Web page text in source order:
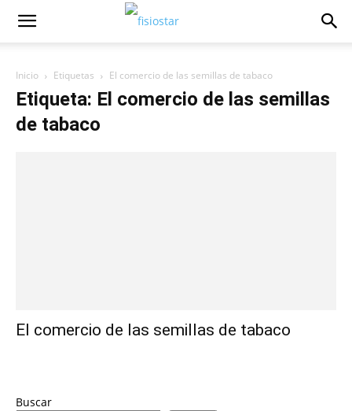
Inicio Etiquetas El comercio de las semillas de tabaco
Etiqueta: El comercio de las semillas
de tabaco
El comercio de las semillas de tabaco
Buscar